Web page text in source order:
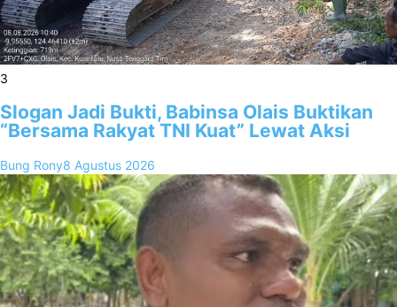
3
Slogan Jadi Bukti, Babinsa Olais Buktikan
“Bersama Rakyat TNI Kuat” Lewat Aksi
Bung Rony8 Agustus 2026